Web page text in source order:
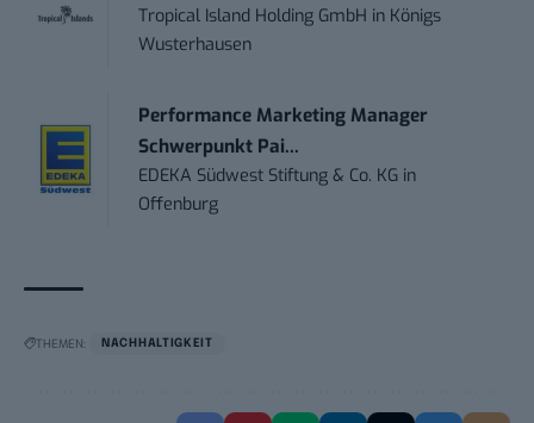
Tropical Island Holding GmbH in Königs
Wusterhausen
Performance Marketing Manager
Schwerpunkt Pai...
EDEKA Südwest Stiftung & Co. KG in
Offenburg
THEMEN: NACHHALTIGKEIT